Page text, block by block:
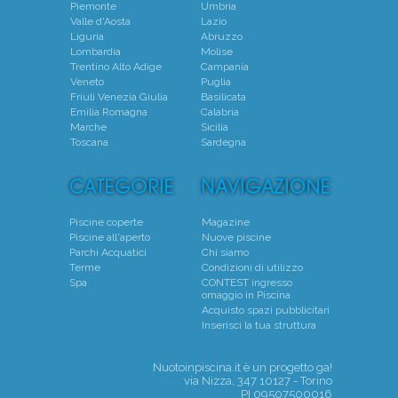
Piemonte
Valle d'Aosta
Liguria
Lombardia
Trentino Alto Adige
Veneto
Friuli Venezia Giulia
Emilia Romagna
Marche
Toscana
Umbria
Lazio
Abruzzo
Molise
Campania
Puglia
Basilicata
Calabria
Sicilia
Sardegna
Piscine coperte
Piscine all'aperto
Parchi Acquatici
Terme
Spa
Magazine
Nuove piscine
Chi siamo
Condizioni di utilizzo
CONTEST ingresso
omaggio in Piscina
Acquisto spazi pubblicitari
Inserisci la tua struttura
Nuotoinpiscina.it è un progetto ga!
via Nizza, 347 10127 - Torino
PI 09507500016